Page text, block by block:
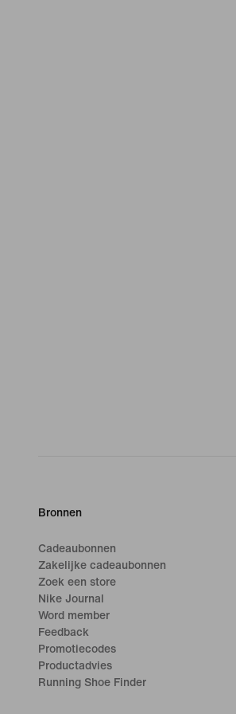
Bronnen
Cadeaubonnen
Zakelijke cadeaubonnen
Zoek een store
Nike Journal
Word member
Feedback
Promotiecodes
Productadvies
Running Shoe Finder